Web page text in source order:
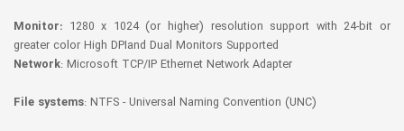
Monitor: 1280 x 1024 (or higher) resolution support with 24-bit or
greater color High DPIand Dual Monitors Supported
Network: Microsoft TCP/IP Ethernet Network Adapter
File systems: NTFS - Universal Naming Convention (UNC)